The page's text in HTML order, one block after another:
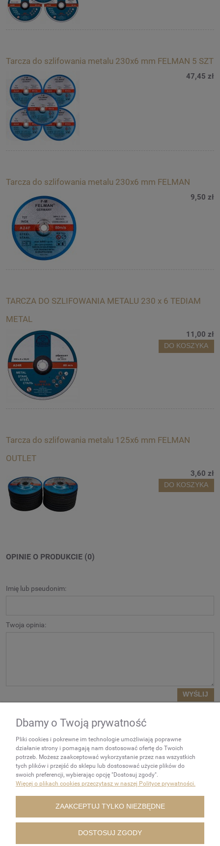
Tarcza do szlifowania metalu 230x6 mm FELMAN 5 SZT
47,45 zł
Tarcza do szlifowania metalu 230x6 mm FELMAN
9,50 zł
TARCZA DO SZLIFOWANIA METALU 230 x 6 TEDIAM
METAL
11,00 zł
DO KOSZYKA
Tarcza do szlifowania metalu 125x6 mm FELMAN
OUTLET
3,60 zł
DO KOSZYKA
OPINIE O PRODUKCIE (0)
Imię lub pseudonim:
Twoja opinia:
WYŚLIJ
NEWSLETTER
Podaj swój adres e-mail, jeżeli
chcesz otrzymywać
informacje o nowościach i
promocjach.
ZAKUPY
Dbamy o Twoją prywatność
Pliki cookies i pokrewne im technologie umożliwiają poprawne
działanie strony i pomagają nam dostosować ofertę do Twoich
potrzeb. Możesz zaakceptować wykorzystanie przez nas wszystkich
tych plików i przejść do sklepu lub dostosować użycie plików do
swoich preferencji, wybierając opcję "Dostosuj zgody".
Więcej o plikach cookies przeczytasz w naszej Polityce prywatności.
ZAAKCEPTUJ TYLKO NIEZBĘDNE
DOSTOSUJ ZGODY